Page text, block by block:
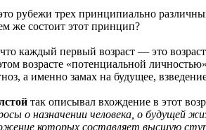
рубежи трех принципиально
же состоит этот принцип?
каждый первый возраст — это
возрасте «потенциальной
а именно замах на будущее,
так описывал вхождение в этот
о назначении человека, о будущей
которых составляет высшую